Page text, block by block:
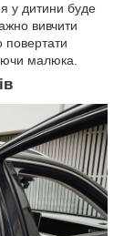
у дитини буде
вивчити
повертати
малюка.